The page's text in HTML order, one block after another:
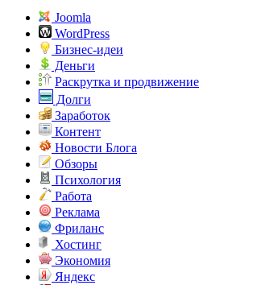
Joomla
WordPress
Бизнес-идеи
Деньги
Раскрутка и продвижение
Долги
Заработок
Контент
Новости Блога
Обзоры
Психология
Работа
Реклама
Фриланс
Хостинг
Экономия
Яндекс